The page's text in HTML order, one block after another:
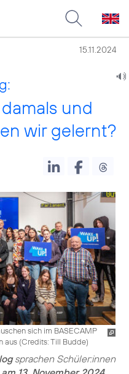
15.11.2024
und
wir gelernt?
sich im BASECAMP
aus (Credits: Till Budde)
sprachen Schüler:innen